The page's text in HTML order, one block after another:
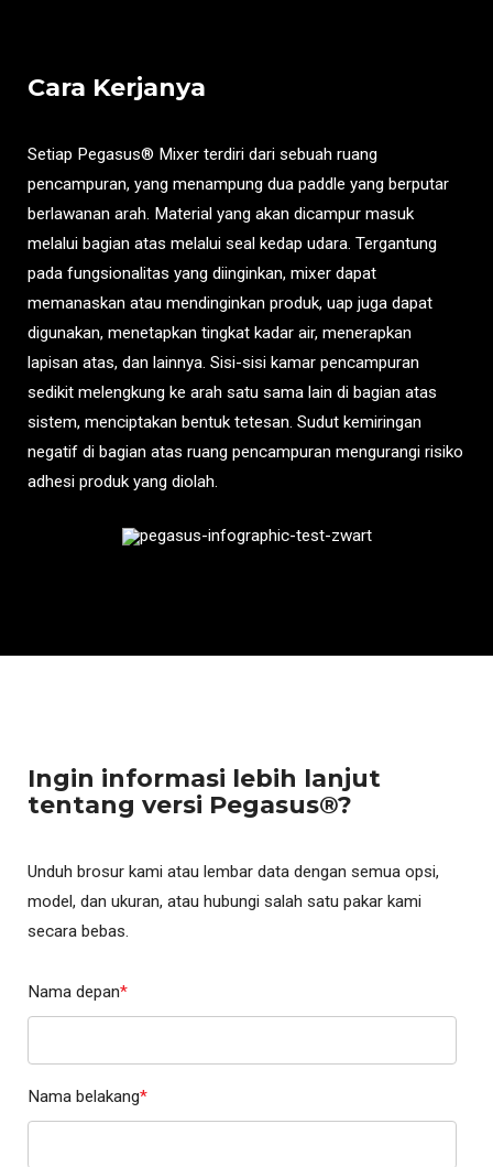
Cara Kerjanya
Setiap Pegasus® Mixer terdiri dari sebuah ruang
pencampuran, yang menampung dua paddle yang berputar
berlawanan arah. Material yang akan dicampur masuk
melalui bagian atas melalui seal kedap udara. Tergantung
pada fungsionalitas yang diinginkan, mixer dapat
memanaskan atau mendinginkan produk, uap juga dapat
digunakan, menetapkan tingkat kadar air, menerapkan
lapisan atas, dan lainnya. Sisi-sisi kamar pencampuran
sedikit melengkung ke arah satu sama lain di bagian atas
sistem, menciptakan bentuk tetesan. Sudut kemiringan
negatif di bagian atas ruang pencampuran mengurangi risiko
adhesi produk yang diolah.
Ingin informasi lebih lanjut
tentang versi Pegasus®?
Unduh brosur kami atau lembar data dengan semua opsi,
model, dan ukuran, atau hubungi salah satu pakar kami
secara bebas.
Nama depan*
Nama belakang*